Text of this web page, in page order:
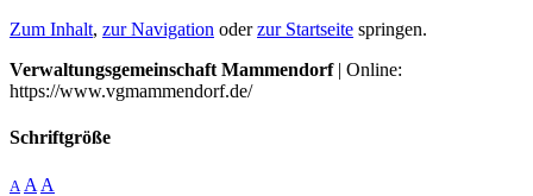
Zum Inhalt, zur Navigation oderzur Startseite springen.
Verwaltungsgemeinschaft Mammendorf| Online:
https://www.vgmammendorf.de/
Schriftgröße
A A A